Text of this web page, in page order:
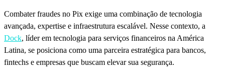
Combater fraudes no Pix exige uma combinação de tecnologia
avançada, expertise e infraestrutura escalável. Nesse contexto, a
Dock, líder em tecnologia para serviços financeiros na América
Latina, se posiciona como uma parceira estratégica para bancos,
fintechs e empresas que buscam elevar sua segurança.